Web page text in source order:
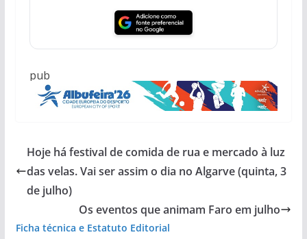
pub
Hoje há festival de comida de rua e mercado à luz
das velas. Vai ser assim o dia no Algarve (quinta, 3
de julho)
Os eventos que animam Faro em julho
Ficha técnica e Estatuto Editorial